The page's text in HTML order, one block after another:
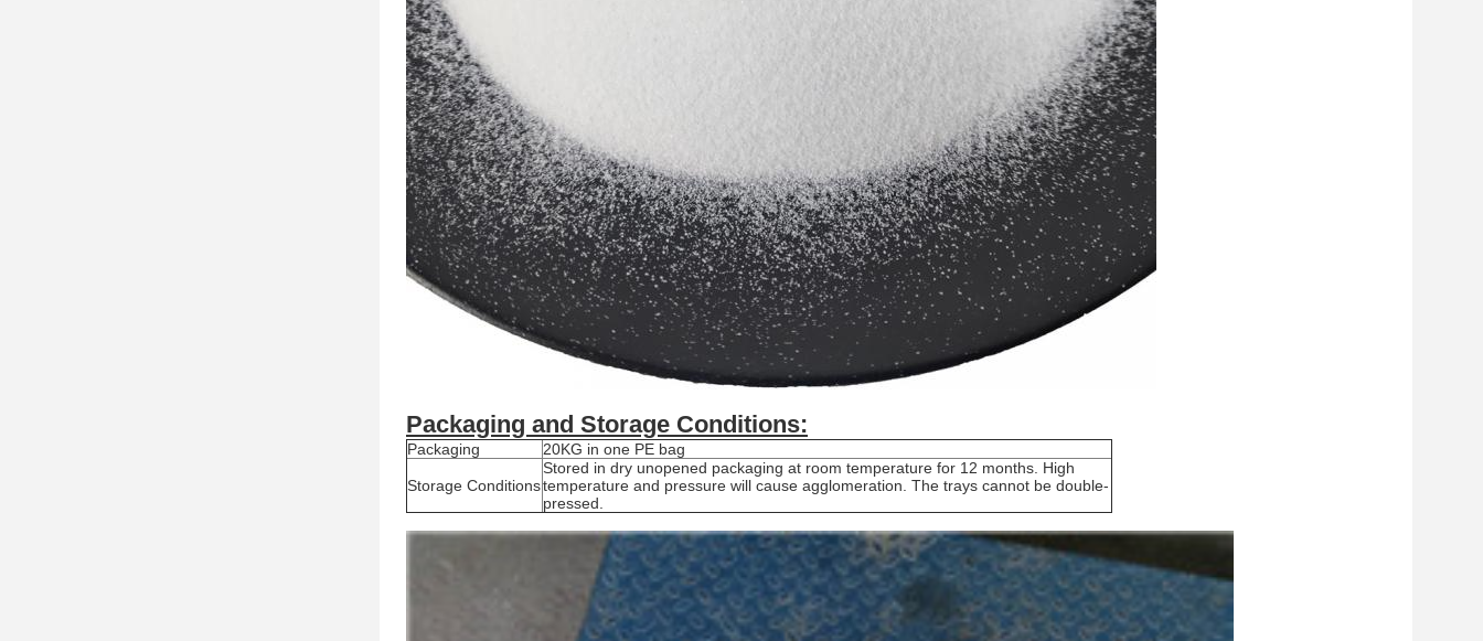
Packaging and Storage Conditions:
Packaging 20KG in one PE bag
Storage Conditions
Stored in dry unopened packaging at room temperature for 12 months. High
temperature and pressure will cause agglomeration. The trays cannot be double-
pressed.